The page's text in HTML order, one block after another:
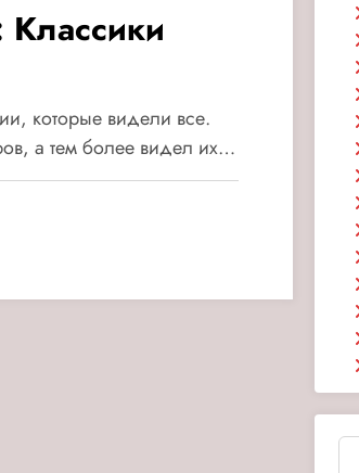
которые видели все.
а тем более видел их…